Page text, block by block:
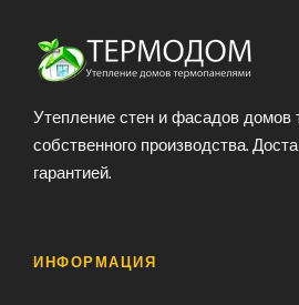
Утепление стен и фасадов домов
собственного производства.
гарантией.
ИНФОРМАЦИЯ